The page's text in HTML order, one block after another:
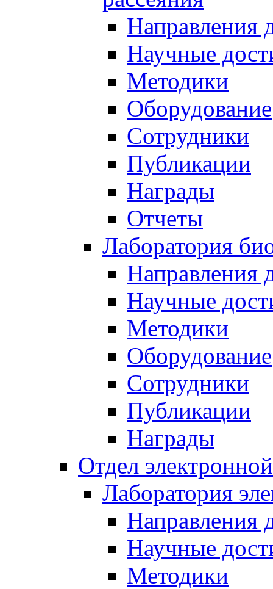
Направления
Научные
Методики
Оборудование
Сотрудники
Публикации
Награды
Отчеты
Лаборатория
Направления
Научные
Методики
Оборудование
Сотрудники
Публикации
Награды
Отдел
Лаборатория
Направления
Научные
Методики